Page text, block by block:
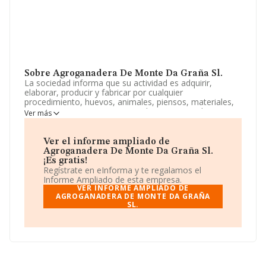
Sobre Agroganadera De Monte Da Graña Sl.
La sociedad informa que su actividad es adquirir,
elaborar, producir y fabricar por cualquier
procedimiento, huevos, animales, piensos, materiales,
instrumentos, maquinaria, instalaciones o cualesquiera
otros elementos necesarios o convenientes para la
Sociedad Limitada. Su CNAE corresponde a 0147 con
código 'Avicultura'. La compañía no tiene actividad en
mercados exteriores.
Respecto a la posición de la empresa según los niveles
de facturación, en los distintos rankings, INFORMA
facilita la siguiente información: se ha situado en la
posición 116 del ranking sectorial, se encuentran mejor
San Antonio S.LyRusticas El Regacho Sat N 8337;
Ver más
Ver el informe ampliado de
Agroganadera De Monte Da Graña Sl.
¡Es gratis!
Regístrate en eInforma y te regalamos el
Informe Ampliado de esta empresa.
VER INFORME AMPLIADO DE
AGROGANADERA DE MONTE DA GRAÑA
SL.